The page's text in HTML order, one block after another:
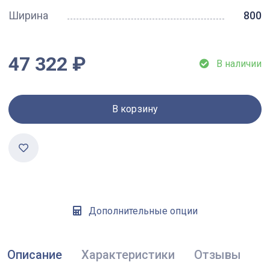
Ширина
800
47 322 ₽ В наличии
В корзину
Дополнительные опции
Описание Характеристики Отзывы